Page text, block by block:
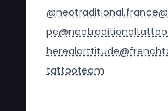
@neotraditional.france
pe
herealarttitude
tattooteam